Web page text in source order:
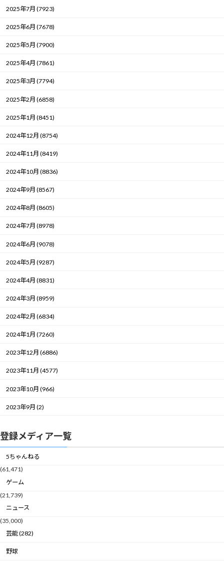
2025年7月 (7923)
2025年6月 (7678)
2025年5月 (7900)
2025年4月 (7861)
2025年3月 (7794)
2025年2月 (6858)
2025年1月 (8451)
2024年12月 (8754)
2024年11月 (8419)
2024年10月 (8836)
2024年9月 (8567)
2024年8月 (8605)
2024年7月 (8978)
2024年6月 (9078)
2024年5月 (9287)
2024年4月 (8831)
2024年3月 (8959)
2024年2月 (6834)
2024年1月 (7260)
2023年12月 (6886)
2023年11月 (4577)
2023年10月 (966)
2023年9月 (2)
登録メディア一覧
5ちゃんねる
(61,471)
ゲーム
(21,739)
ニュース
(35,000)
芸能 (282)
野球